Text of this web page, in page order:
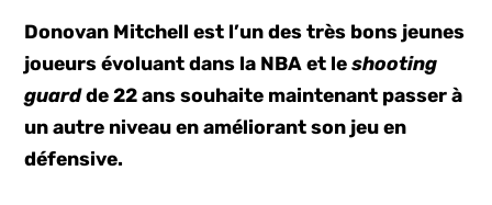
Donovan Mitchell est l’un des très bons jeunes
joueurs évoluant dans la NBA et leshooting
guardde 22 ans souhaite maintenant passer à
un autre niveau en améliorant son jeu en
défensive.